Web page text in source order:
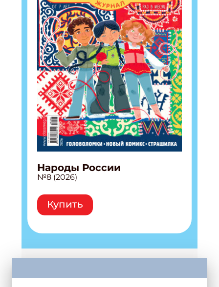
Народы России
№8 (2026)
Купить
материалы